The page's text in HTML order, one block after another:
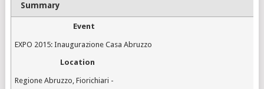
Summary
Event
EXPO 2015: Inaugurazione Casa Abruzzo
Location
Regione Abruzzo, Fiorichiari -